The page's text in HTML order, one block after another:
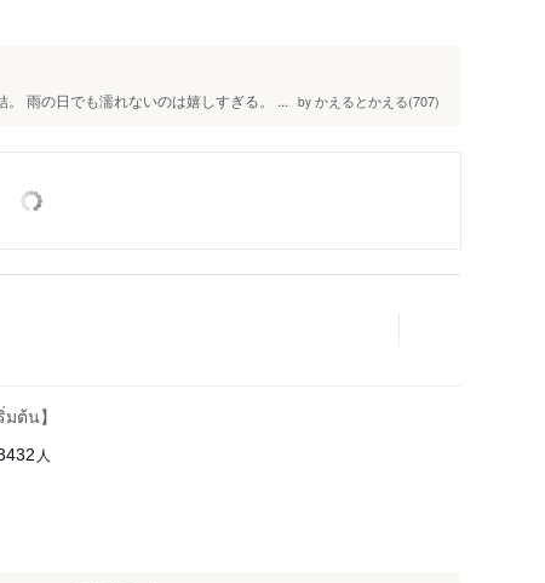
雨の日でも濡れないのは嬉しすぎる。 ... by かえるとかえる(707)
ต้น】
人